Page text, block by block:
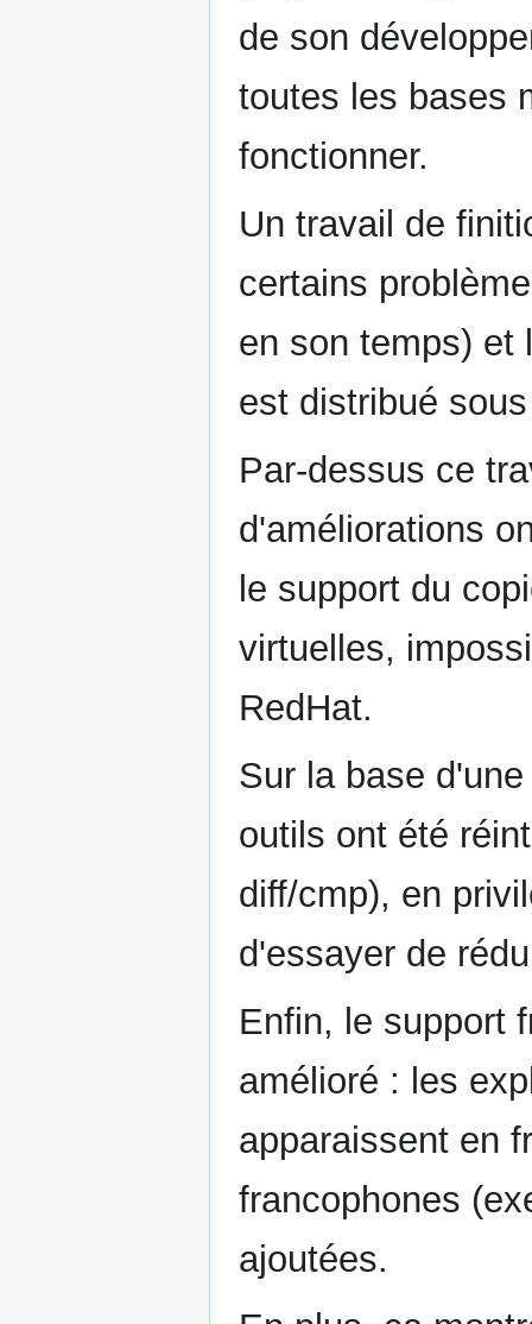
de son
toutes les bases
fonctionner.
Un travail de
certains
en son temps) et
est distribué
Par-dessus ce
d'améliorations
le support du
virtuelles,
RedHat.
Sur la base
outils ont été
diff/cmp), en
d'essayer de
Enfin, le support
amélioré : les
apparaissent en
francophones
ajoutées.